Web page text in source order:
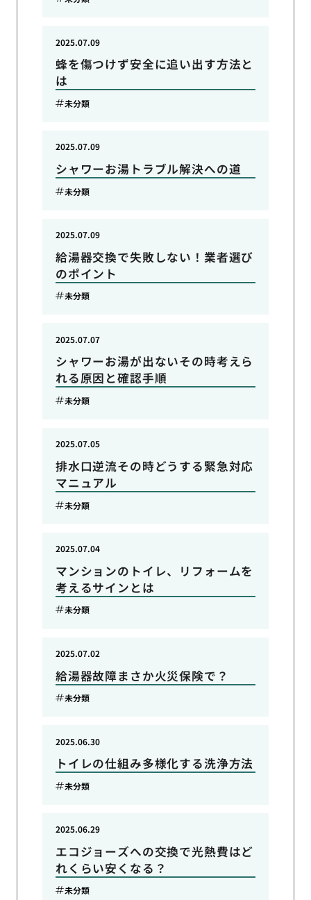
蜂を傷つけず安全に追い出す方法と
は
2025.07.09
未分類
シャワーお湯トラブル解決への道
2025.07.09
未分類
給湯器交換で失敗しない！業者選び
のポイント
2025.07.09
未分類
シャワーお湯が出ないその時考えら
れる原因と確認手順
2025.07.07
未分類
排水口逆流その時どうする緊急対応
マニュアル
2025.07.05
未分類
マンションのトイレ、リフォームを
考えるサインとは
2025.07.04
未分類
給湯器故障まさか火災保険で？
2025.07.02
未分類
トイレの仕組み多様化する洗浄方法
2025.06.30
未分類
エコジョーズへの交換で光熱費はど
れくらい安くなる？
2025.06.29
未分類